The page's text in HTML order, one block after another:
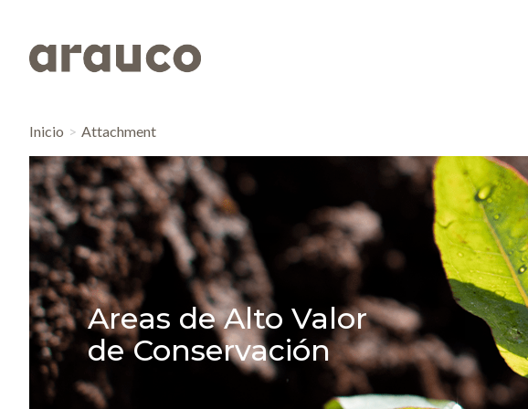
Inicio Attachment
Areas de Alto Valor
de Conservación